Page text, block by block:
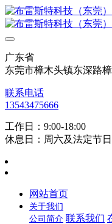
广东省
东莞市樟木头镇东深路
联系电话
13543475666
工作日：9:00-18:00
休息日：周六及法定节日
网站首页
关于我们
公司简介 联系我们